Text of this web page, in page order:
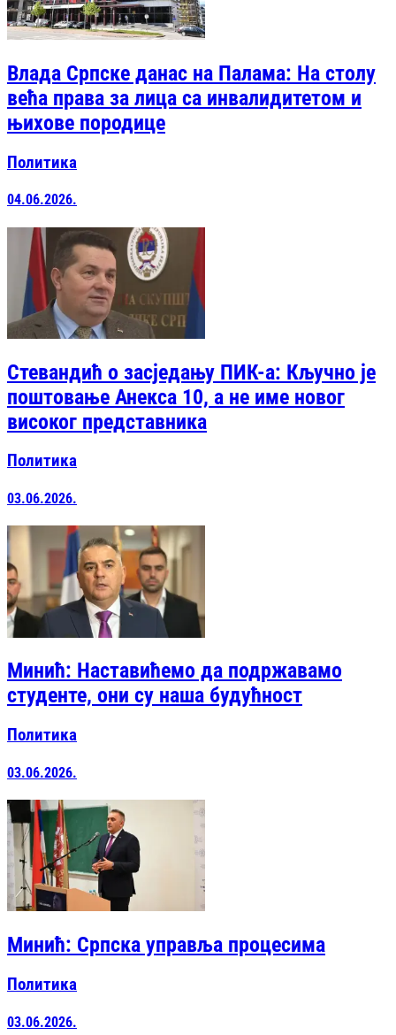
Влада Српске данас на Палама: На столу
већа права за лица са инвалидитетом и
њихове породице
Политика
04.06.2026.
Стевандић о засједању ПИК-а: Кључно је
поштовање Анекса 10, а не име новог
високог представника
Политика
03.06.2026.
Минић: Наставићемо да подржавамо
студенте, они су наша будућност
Политика
03.06.2026.
Минић: Српска управља процесима
Политика
03.06.2026.